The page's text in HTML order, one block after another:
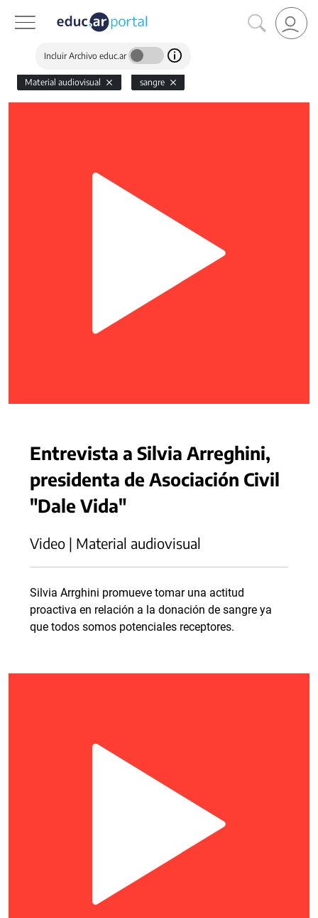
Incluir Archivo educ.ar
Material audiovisual sangre
Entrevista a Silvia Arreghini,
presidenta de Asociación Civil
"Dale Vida"
Video | Material audiovisual
Silvia Arrghini promueve tomar una actitud
proactiva en relación a la donación de sangre ya
que todos somos potenciales receptores.